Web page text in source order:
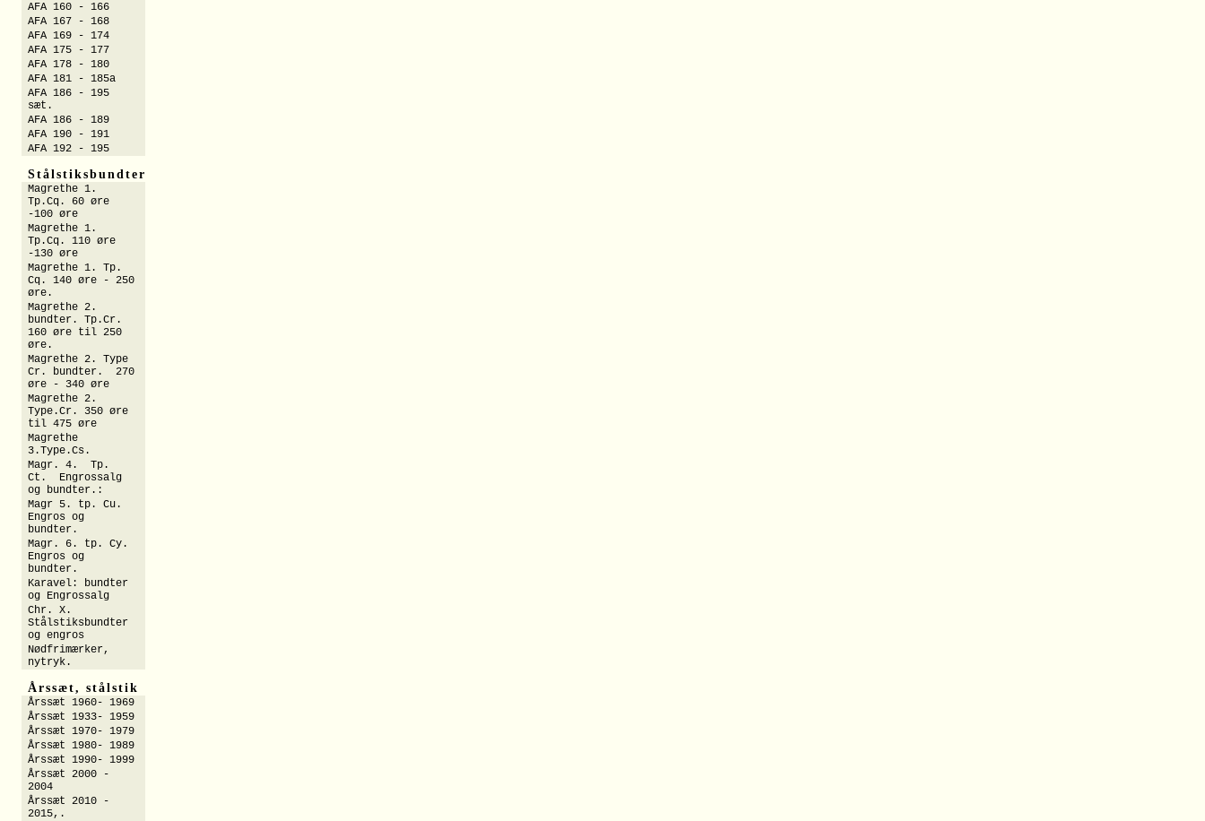
AFA 160 - 166
AFA 167 - 168
AFA 169 - 174
AFA 175 - 177
AFA 178 - 180
AFA 181 - 185a
AFA 186 - 195
sæt.
AFA 186 - 189
AFA 190 - 191
AFA 192 - 195
Stålstiksbundter
Magrethe 1.
Tp.Cq. 60 øre
-100 øre
Magrethe 1.
Tp.Cq. 110 øre
-130 øre
Magrethe 1. Tp.
Cq. 140 øre - 250
øre.
Magrethe 2.
bundter. Tp.Cr.
160 øre til 250
øre.
Magrethe 2. Type
Cr. bundter. 270
øre - 340 øre
Magrethe 2.
Type.Cr. 350 øre
til 475 øre
Magrethe
3.Type.Cs.
Magr. 4. Tp.
Ct. Engrossalg
og bundter.:
Magr 5. tp. Cu.
Engros og
bundter.
Magr. 6. tp. Cy.
Engros og
bundter.
Karavel: bundter
og Engrossalg
Chr. X.
Stålstiksbundter
og engros
Nødfrimærker,
nytryk.
Årssæt, stålstik
Årssæt 1960- 1969
Årssæt 1933- 1959
Årssæt 1970- 1979
Årssæt 1980- 1989
Årssæt 1990- 1999
Årssæt 2000 -
2004
Årssæt 2010 -
2015,.